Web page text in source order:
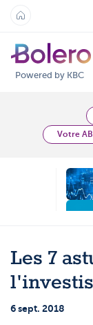
Powered by KBC
Analyses et
Produits
Produits
Tarifs
Support
Votre
Les 7
6 sept. 2018